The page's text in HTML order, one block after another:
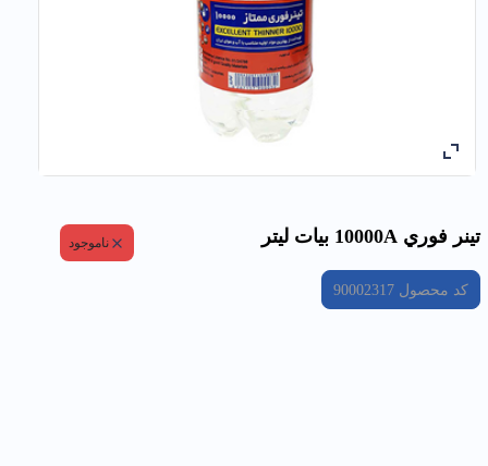
تينر فوري 10000A بيات ليتر ناموجود
کد محصول90002317